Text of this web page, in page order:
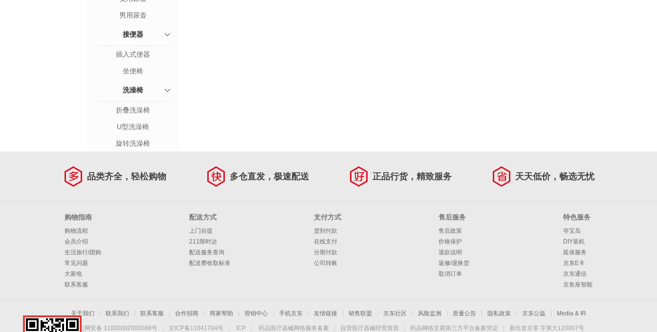
男用尿壶
接便器
插入式便器
坐便椅
洗澡椅
折叠洗澡椅
U型洗澡椅
旋转洗澡椅
品类齐全，轻松购物 多仓直发，极速配送 正品行货，精致服务 天天低价，畅选无忧
购物指南
购物流程
会员介绍
生活旅行/团购
常见问题
大家电
联系客服
配送方式
上门自提
211限时达
配送服务查询
配送费收取标准
支付方式
货到付款
在线支付
分期付款
公司转账
售后服务
售后政策
价格保护
退款说明
返修/退换货
取消订单
特色服务
夺宝岛
DIY装机
延保服务
京东E卡
京东通信
京鱼座智能
关于我们 联系我们 联系客服 合作招商 商家帮助 营销中心 手机京东 友情链接 销售联盟 京东社区 风险监测 质量公告 隐私政策 京东公益 Media & IR
京公网安备 11000002000088号 京ICP备11041704号 ICP 药品医疗器械网络服务备案 自营医疗器械经营资质 药品网络交易第三方平台备案凭证 新出发京零 字第大120007号